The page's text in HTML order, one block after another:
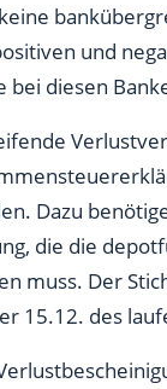
und
bei diesen
Dazu
die die
muss. Der
15.12. des